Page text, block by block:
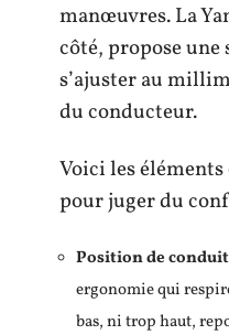
manœuvres. La
côté, propose
s’ajuster au
du conducteur.
Voici les
pour juger du
Position de
ergonomie qui
bas, ni trop haut,